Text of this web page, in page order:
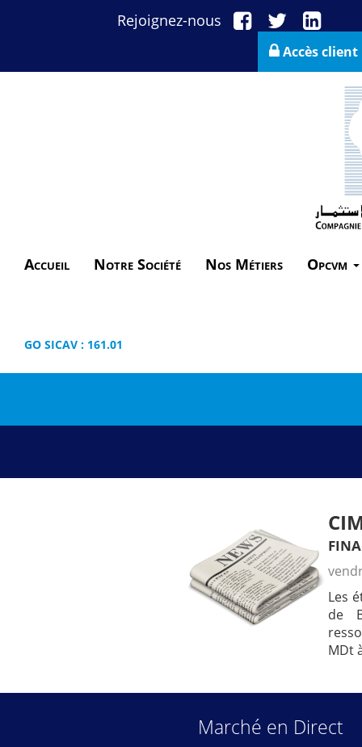
Rejoignez-nous
Accès client
Accueil Notre Société Nos Métiers Opcvm
GO SICAV : 161.01
Les
de
MDt
Marché en Direct